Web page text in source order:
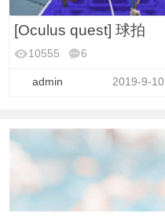
[Oculus quest] 球拍
10555
6
admin 2019-9-10